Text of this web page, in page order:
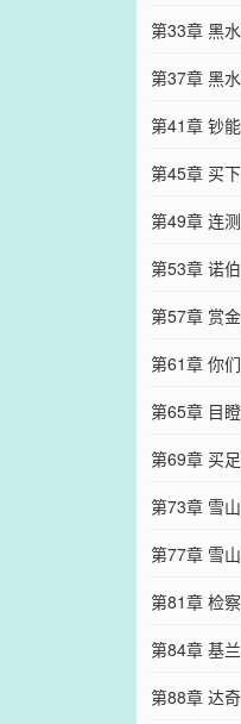
第33章 黑
第37章 黑
第41章 钞
第45章 买
第49章 连
第53章 诺
第57章 赏
第61章 你
第65章 目
第69章 买
第73章 雪
第77章 雪
第81章 检
审团
第84章 基
第88章 达